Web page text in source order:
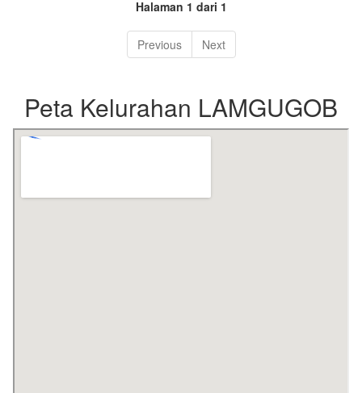
Halaman 1 dari 1
Previous Next
Peta Kelurahan LAMGUGOB